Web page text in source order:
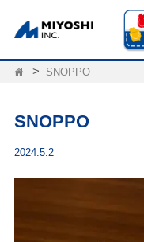
SNOPPO
SNOPPO
2024.5.2